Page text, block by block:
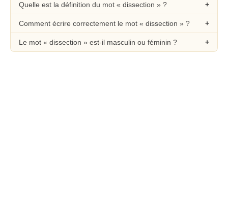
Quelle est la définition du mot « dissection » ?
Comment écrire correctement le mot « dissection » ?
Le mot « dissection » est-il masculin ou féminin ?